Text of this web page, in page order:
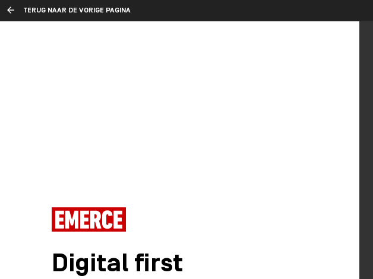
TERUG NAAR DE VORIGE PAGINA
Digital first